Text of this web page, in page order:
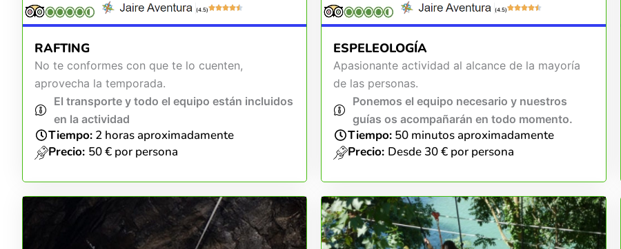
(4.5)
RAFTING
No te conformes con que te lo cuenten,
aprovecha la temporada.
El transporte y todo el equipo están incluidos
en la actividad
Tiempo: 2 horas aproximadamente
Precio: 50 € por persona
(4.5)
ESPELEOLOGÍA
Apasionante actividad al alcance de la mayoría
de las personas.
Ponemos el equipo necesario y nuestros
guías os acompañarán en todo momento.
Tiempo:50 minutos aproximadamente
Precio: Desde 30 € por persona